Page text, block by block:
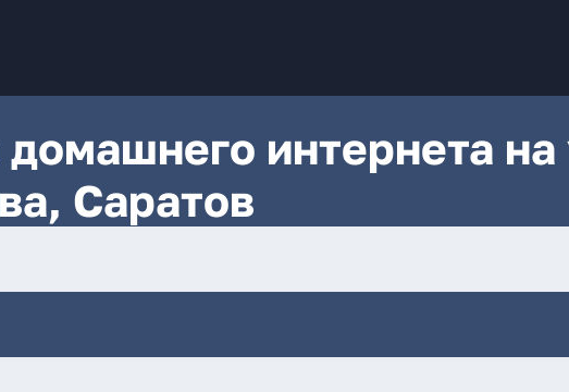
интернета на
Саратов